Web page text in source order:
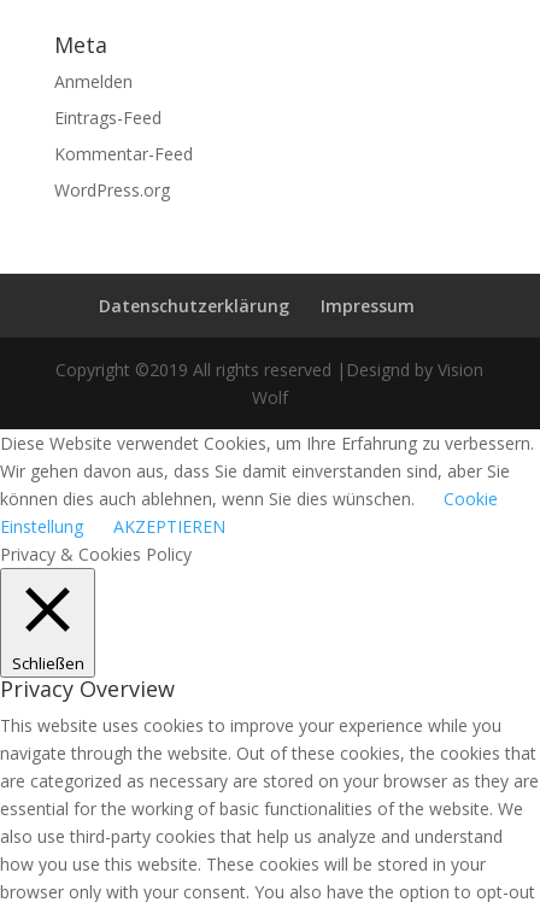
Meta
Anmelden
Eintrags-Feed
Kommentar-Feed
WordPress.org
Datenschutzerklärung Impressum
Copyright ©2019 All rights reserved |Designd by Vision
Wolf
Diese Website verwendet Cookies, um Ihre Erfahrung zu verbessern.
Wir gehen davon aus, dass Sie damit einverstanden sind, aber Sie
können dies auch ablehnen, wenn Sie dies wünschen.
Cookie
Einstellung
AKZEPTIEREN
Privacy & Cookies Policy
Schließen
Privacy Overview
This website uses cookies to improve your experience while you
navigate through the website. Out of these cookies, the cookies that
are categorized as necessary are stored on your browser as they are
essential for the working of basic functionalities of the website. We
also use third-party cookies that help us analyze and understand
how you use this website. These cookies will be stored in your
browser only with your consent. You also have the option to opt-out